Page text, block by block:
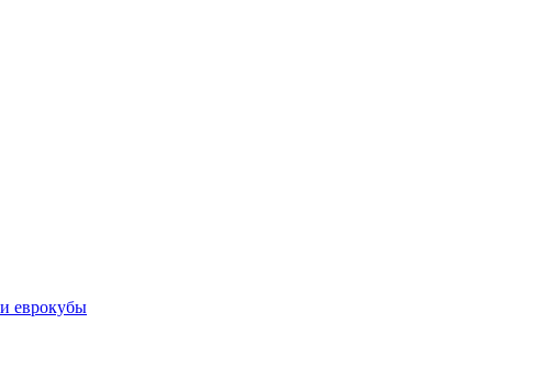
еврокубы